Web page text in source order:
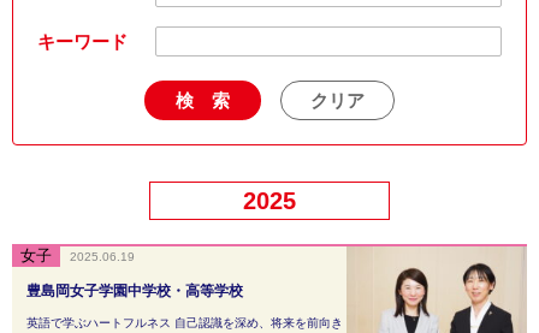
キーワード
検 索 クリア
2025
豊島岡女子学園中学校・高等学校
英語で学ぶハートフルネス 自己認識を深め、将来を前向き
2025.06.19